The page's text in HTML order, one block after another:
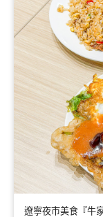
遼寧夜市美食『牛